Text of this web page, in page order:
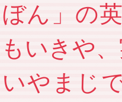
ぼん」の
いきや
やまじ